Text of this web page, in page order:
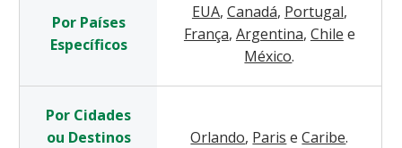
Por Países
Específicos
EUA, Canadá, Portugal,
França, Argentina, Chile e
México.
Por Cidades
ou Destinos
Orlando, Paris e Caribe.